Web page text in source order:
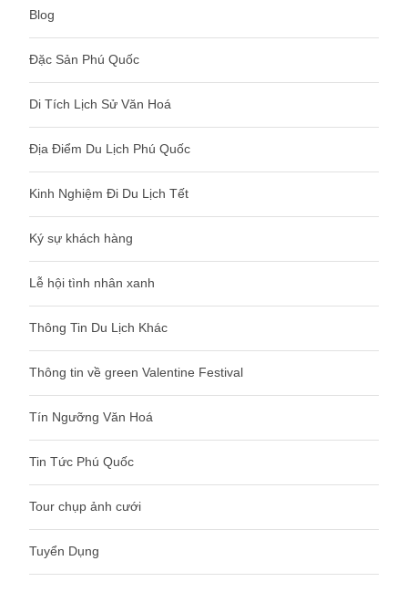
Blog
Đặc Sản Phú Quốc
Di Tích Lịch Sử Văn Hoá
Địa Điểm Du Lịch Phú Quốc
Kinh Nghiệm Đi Du Lịch Tết
Ký sự khách hàng
Lễ hội tình nhân xanh
Thông Tin Du Lịch Khác
Thông tin về green Valentine Festival
Tín Ngưỡng Văn Hoá
Tin Tức Phú Quốc
Tour chụp ảnh cưới
Tuyển Dụng